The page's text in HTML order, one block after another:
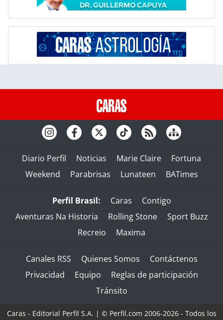
Diario Perfil Noticias Marie Claire
Fortuna
Weekend
Parabrisas Lunateen BATimes
Perfil Brasil: Caras
Contigo
Aventuras Na Historia
Rolling Stone
Sport Buzz
Recreio
Maxima
Canales RSS Quienes Somos
Contáctenos
Privacidad
Equipo
Reglas de participación
Tránsito
Caras - Editorial Perfil S.A. | © Perfil.com 2006-2026 - Todos los